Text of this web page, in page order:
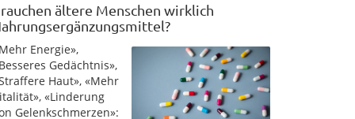
ältere Menschen wirklich
Energie»,
Gedächtnis»,
Haut», «Mehr
«Linderung
Gelenkschmerzen»: